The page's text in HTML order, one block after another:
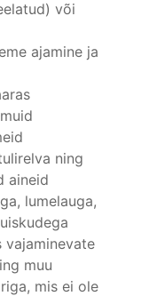
või
ajamine ja
ning
aineid
lumelauga,
vajaminevate
muu
mis ei ole